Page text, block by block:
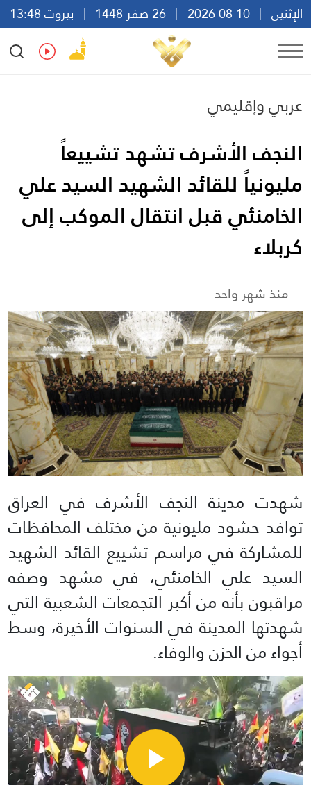
الإثنين
بيروت 13:48
Ar
En Fr Es
عربي وإقليمي
النجف الأشرف تشهد تشييعاً
مليونياً للقائد الشهيد السيد علي
الخامنئي قبل انتقال الموكب إلى
كربلاء
منذ شهر واحد
شهدت مدينة النجف الأشرف في العراق
توافد حشود مليونية من مختلف المحافظات
للمشاركة في مراسم تشييع القائد الشهيد
السيد علي الخامنئي، في مشهد وصفه
مراقبون بأنه من أكبر التجمعات الشعبية التي
شهدتها المدينة في السنوات الأخيرة، وسط
أجواء من الحزن والوفاء.